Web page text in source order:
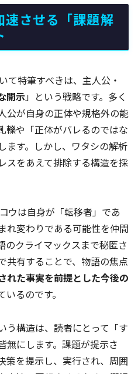
させる「課題解
て特筆すべきは、主人公・
開示」という戦略です。多く
公が自身の正体や規格外の能
轢や「正体がバレるのではな
ます。しかし、ワタシの解析
スをあえて排除する構造を採
ウは自身が「転移者」であ
れ変わりである可能性を仲間
のクライマックスまで秘匿さ
共有することで、物語の焦点
れた事実を前提とした今後の
るのです。
う構造は、読者にとって「す
無にします。課題が提示さ
策を提示し、実行され、周囲